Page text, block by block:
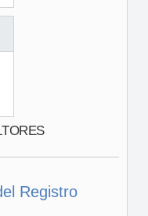
Registro